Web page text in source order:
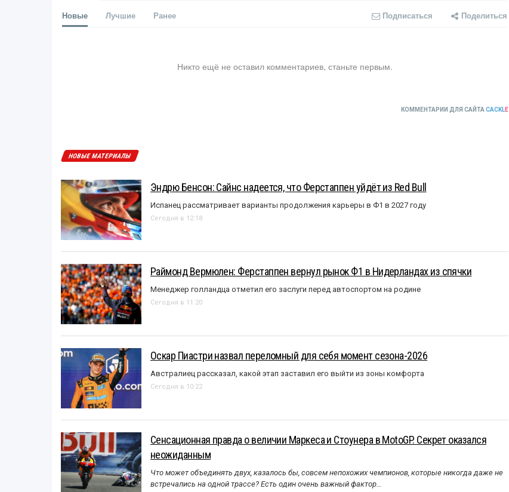
Новые Лучшие Ранее Подписаться Поделиться
Никто ещё не оставил комментариев, станьте первым.
КОММЕНТАРИИ ДЛЯ САЙТА CACKLE
НОВЫЕ МАТЕРИАЛЫ
Эндрю Бенсон: Сайнс надеется, что Ферстаппен уйдёт из Red Bull
Испанец рассматривает варианты продолжения карьеры в Ф1 в 2027 году
Сегодня в 12:18
Раймонд Вермюлен: Ферстаппен вернул рынок Ф1 в Нидерландах из спячки
Менеджер голландца отметил его заслуги перед автоспортом на родине
Сегодня в 11:20
Оскар Пиастри назвал переломный для себя момент сезона-2026
Австралиец рассказал, какой этап заставил его выйти из зоны комфорта
Сегодня в 10:22
Сенсационная правда о величии Маркеса и Стоунера в MotoGP. Секрет оказался
неожиданным
Что может объединять двух, казалось бы, совсем непохожих чемпионов, которые никогда даже не
встречались на одной трассе? Есть один очень важный фактор…